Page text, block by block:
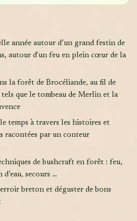
année autour d’un grand festin de
autour d'un feu en plein cœur de la
la forêt de Brocéliande, au fil de
que le tombeau de Merlin et la
temps à travers les histoires et
racontées par un conteur
de bushcraft en forêt : feu,
secours …
breton et déguster de bons